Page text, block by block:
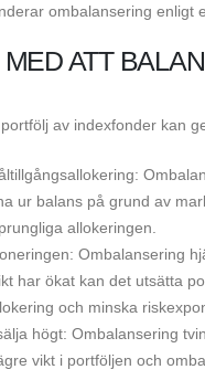
ombalansering enligt
ATT
av indexfonder kan
ur balans på grund av
allokeringen.
Ombalansering
har ökat kan det utsätta
och minska
högt: Ombalansering
vikt i portföljen och